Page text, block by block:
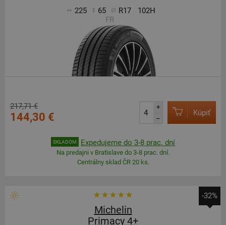
225 65 R17
102H
FR
217,71 €
144,30 €
+
–
Kúpiť
SKLADOM Expedujeme do 3-8 prac. dní
Na predajni v Bratislave do 3-8 prac. dní.
Centrálny sklad ČR 20 ks.
-32%
Michelin
Primacy 4+